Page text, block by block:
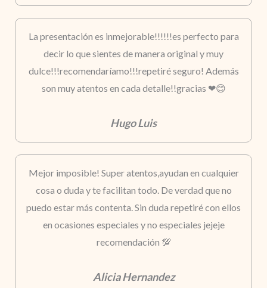
La presentación es inmejorable!!!!!!es perfecto para
decir lo que sientes de manera original y muy
dulce!!!recomendaríamo!!!repetiré seguro! Además
son muy atentos en cada detalle!!gracias ❤😊
Hugo Luis
Mejor imposible! Super atentos,ayudan en cualquier
cosa o duda y te facilitan todo. De verdad que no
puedo estar más contenta. Sin duda repetiré con ellos
en ocasiones especiales y no especiales jejeje
recomendación 💯
Alicia Hernandez